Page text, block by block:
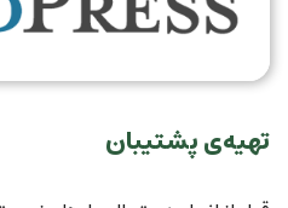
تهیه‌ی پشتیبان